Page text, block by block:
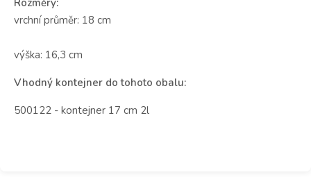
vrchní průměr: 18 cm
výška: 16,3 cm
Vhodný kontejner do tohoto obalu:
500122 - kontejner 17 cm 2l